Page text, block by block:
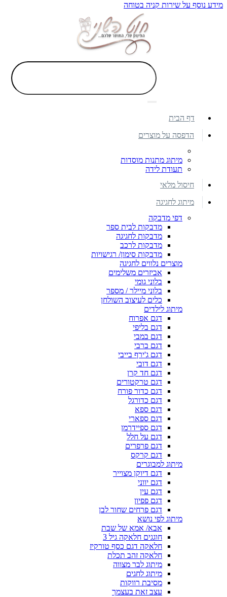
מידע נוסף על שירות קניה בטוחה
דף הבית
הדפסה על מוצרים
מיתוג מתנות מוסדות
תעודת לידה
חיסול מלאי
מיתוג לחגיגה
דפי מדבקה
מדבקות לבית ספר
מדבקות לחגיגה
מדבקות לרכב
מדבקות סימון/ רגישויות
מוצרים נלווים לחגיגה
אביזרים משלימים
בלוני גומי
בלוני מיילר / מספר
כלים לעיצוב השולחן
מיתוג לילדים
דגם אפרוח
דגם בליפי
דגם במבי
דגם ברבי
דגם ג'ירף בייבי
דגם דובי
דגם חד קרן
דגם טרקטורים
דגם כדור פורח
דגם כדורגל
דגם ספא
דגם ספארי
דגם ספיידרמן
דגם על חלל
דגם פרפרים
דגם קרקס
מיתוג למבוגרים
דגם דיוקן מצוייר
דגם יווני
דגם עין
דגם פפיון
דגם פרחים שחור לבן
מיתוג לפי נושא
אבא/ אמא של שבת
חוגגים חלאקה גיל 3
חלאקה דגם כסף טורקיז
חלאקה זהב תכלת
מיתוג לבר מצווה
מיתוג לחגים
מסיבת רווקות
עצב זאת בעצמך